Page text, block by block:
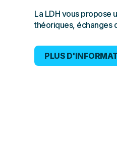
La LDH vous propose
théoriques, échanges
PLUS